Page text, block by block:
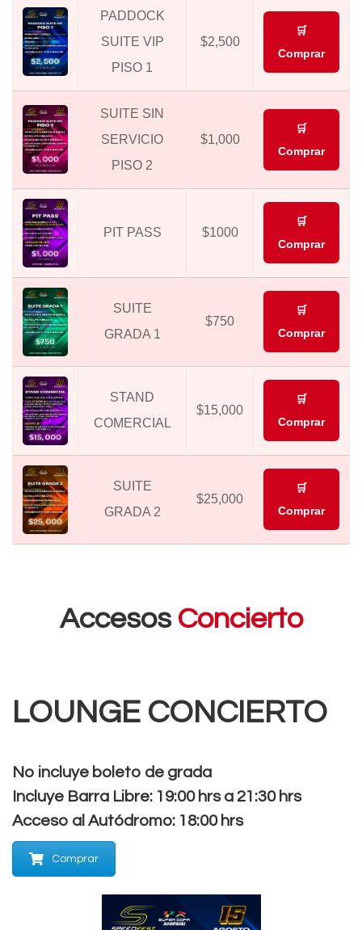
PADDOCK
SUITE VIP
PISO 1
$2,500
🛒
Comprar
SUITE SIN
SERVICIO
PISO 2
$1,000
🛒
Comprar
PIT PASS $1000
🛒
Comprar
SUITE
GRADA 1
$750
🛒
Comprar
STAND
COMERCIAL
$15,000
🛒
Comprar
SUITE
GRADA 2
$25,000
🛒
Comprar
Accesos Concierto
LOUNGE CONCIERTO
No incluye boleto de grada
Incluye Barra Libre: 19:00 hrs a 21:30 hrs
Acceso al Autódromo: 18:00 hrs
Comprar